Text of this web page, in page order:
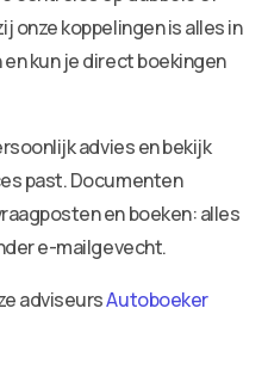
onze koppelingen is alles in
kun je direct boekingen
advies en bekijk
past. Documenten
en boeken: alles
e-mailgevecht.
adviseursAutoboeker